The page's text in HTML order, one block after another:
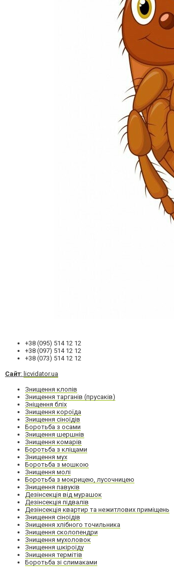
+38 (095) 514 12 12
+38 (097) 514 12 12
+38 (073) 514 12 12
Сайт: licvidator.ua
Знищення клопів
Знищення тарганів (прусаків)
Зніщення бліх
Знищення короїда
Знищення сіноїдів
Боротьба з осами
Знищення шершнів
Знищення комарів
Боротьба з кліщами
Знищення мух
Боротьба з мошкою
Знищення молі
Боротьба з мокрицею, лусочницею
Знищення павуків
Дезінсекція від мурашок
Дезінсекція підвалів
Дезінсекція квартир та нежитлових приміщень
Знищення сіноїдів
Знищення хлібного точильника
Знищення сколопендри
Знищення мухоловок
Знищення шкіроїду
Знищення термітів
Боротьба зі слимаками